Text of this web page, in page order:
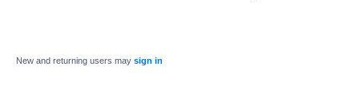
New and returning users may sign in